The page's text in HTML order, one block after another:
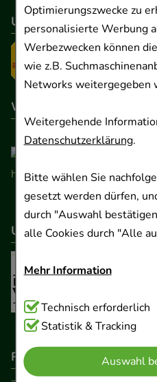
Optimierungszwecke zu
personalisierte Werbung
Werbezwecken können
wie z.B.
Networks weitergegeben
Weitergehende
Datenschutzerklärung.
Bitte wählen Sie
gesetzt werden dürfen,
durch "Auswahl
alle Cookies durch "Alle
Mehr Information
Technisch Notwendig:
Cookies, die für die
Website notwendig sind
Warenkorb,
Technisch erforderlich
Statistik & Tracking
Auswahl
Unser
Wir sind hier gelistet
Unser Netzwerk
Rechtliche Pflichtangaben